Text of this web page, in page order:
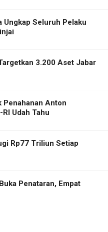
Ungkap Seluruh Pelaku
3.200 Aset Jabar
Penahanan Anton
Udah Tahu
Rp77 Triliun Setiap
Penataran, Empat